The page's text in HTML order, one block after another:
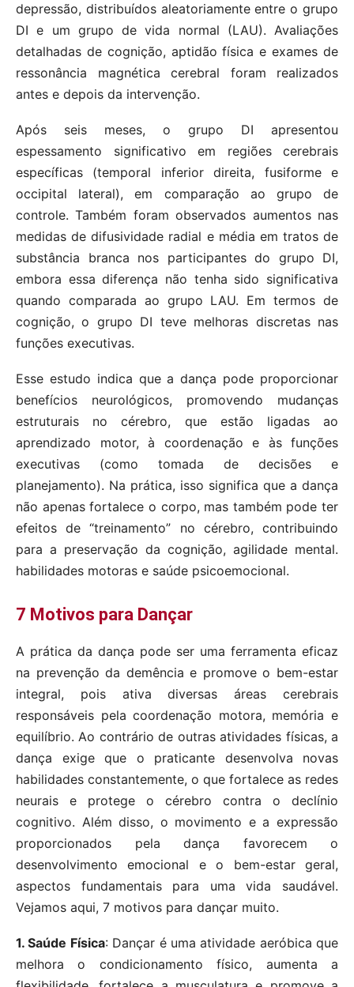
depressão, distribuídos aleatoriamente entre o grupo
DI e um grupo de vida normal (LAU). Avaliações
detalhadas de cognição, aptidão física e exames de
ressonância magnética cerebral foram realizados
antes e depois da intervenção.
Após seis meses, o grupo DI apresentou
espessamento significativo em regiões cerebrais
específicas (temporal inferior direita, fusiforme e
occipital lateral), em comparação ao grupo de
controle. Também foram observados aumentos nas
medidas de difusividade radial e média em tratos de
substância branca nos participantes do grupo DI,
embora essa diferença não tenha sido significativa
quando comparada ao grupo LAU. Em termos de
cognição, o grupo DI teve melhoras discretas nas
funções executivas.
Esse estudo indica que a dança pode proporcionar
benefícios neurológicos, promovendo mudanças
estruturais no cérebro, que estão ligadas ao
aprendizado motor, à coordenação e às funções
executivas (como tomada de decisões e
planejamento). Na prática, isso significa que a dança
não apenas fortalece o corpo, mas também pode ter
efeitos de “treinamento” no cérebro, contribuindo
para a preservação da cognição, agilidade mental.
habilidades motoras e saúde psicoemocional.
7 Motivos para Dançar
A prática da dança pode ser uma ferramenta eficaz
na prevenção da demência e promove o bem-estar
integral, pois ativa diversas áreas cerebrais
responsáveis pela coordenação motora, memória e
equilíbrio. Ao contrário de outras atividades físicas, a
dança exige que o praticante desenvolva novas
habilidades constantemente, o que fortalece as redes
neurais e protege o cérebro contra o declínio
cognitivo. Além disso, o movimento e a expressão
proporcionados pela dança favorecem o
desenvolvimento emocional e o bem-estar geral,
aspectos fundamentais para uma vida saudável.
Vejamos aqui, 7 motivos para dançar muito.
1. Saúde Física: Dançar é uma atividade aeróbica que
melhora o condicionamento físico, aumenta a